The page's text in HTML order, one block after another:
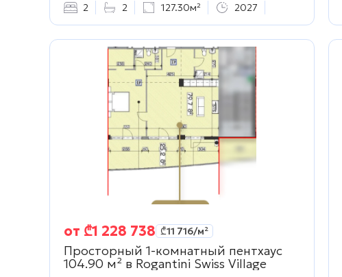
2 2 127.30м² 2027
от ₾1 228 738 ₾11 716/м²
Просторный 1-комнатный пентхаус
104.90 м² в Rogantini Swiss Village